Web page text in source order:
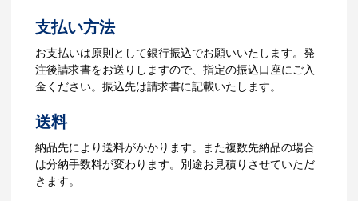
ら、ご注文書をお送りします。
【名入れをする場合】名入れに必要なデ
ータをご入稿頂き、名入れイメージをデ
ータでご確認いただきます。
4.納品
【名入れをする場合】データのご入稿後
３週間程度で納品となります。
【名入れなしの場合】在庫がある場合、3
～5営業日程度で納品となります。
支払い方法
お支払いは原則として銀行振込でお願いいたします。発
注後請求書をお送りしますので、指定の振込口座にご入
金ください。振込先は請求書に記載いたします。
送料
納品先により送料がかかります。また複数先納品の場合
は分納手数料が変わります。別途お見積りさせていただ
きます。